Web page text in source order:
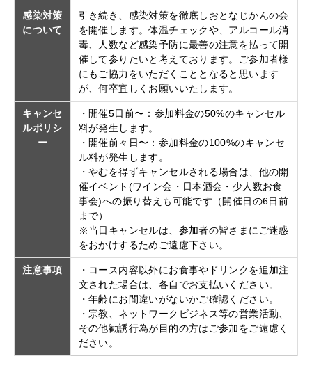
感染対策
について
引き続き、感染対策を徹底しおとなじかんの会
を開催します。体温チェックや、アルコール消
毒、人数など感染予防に最善の注意を払って開
催して参りたいと考えております。ご参加者様
にもご協力をいただくこととなると思います
が、何卒宜しくお願いいたします。
キャンセ
ルポリシ
ー
・開催5日前〜：参加料金の50%のキャンセル
料が発生します。
・開催前々日〜：参加料金の100%のキャンセ
ル料が発生します。
・やむを得ずキャンセルされる場合は、他の開
催イベント(ワイン会・日本酒会・少人数お食
事会)への振り替えも可能です（開催日の6日前
まで）
※当日キャンセルは、参加者の皆さまにご迷惑
をおかけするためご遠慮下さい。
注意事項
・コース内容以外にお食事やドリンクを追加注
文された場合は、各自でお支払いください。
・年齢にお間違いがないかご確認ください。
・宗教、ネットワークビジネス等の営業活動、
その他勧誘行為が目的の方はご参加をご遠慮く
ださい。